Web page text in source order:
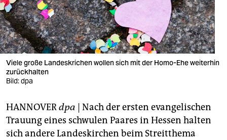
nord
wahrheit
verlag
verlag
shop
fragen & hilfe
Viele große Landeskrichen wollen sich mit der Homo-Ehe weiterhin
zurückhalten
Bild: dpa
HANNOVERdpa | Nach der ersten evangelischen
Trauung eines schwulen Paares in Hessen halten
sich andere Landeskirchen beim Streitthema